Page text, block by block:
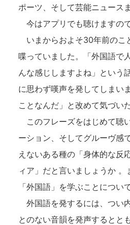
ポーツ、そして芸能ニュース
今はアプリでも聴けますの
いまからおよそ30年前のこ
喋っていました。「外国語で
んな感じしますよね」という
に思わず嘆声を発してしまい
ことなんだ」と改めて気づい
このフレーズをはじめて聴
ーション、そしてグルーヴ感
えないある種の「身体的な反
ィア」だと言いましょうか
「外国語」を学ぶことについ
外国語を発するには、つい
とのない音韻を発声するとと